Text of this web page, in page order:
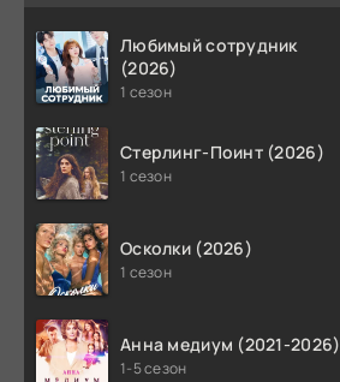
Любимый сотрудник
(2026)
1 сезон
Стерлинг-Поинт (2026)
1 сезон
Осколки (2026)
1 сезон
Анна медиум (2021-2026)
1-5 сезон